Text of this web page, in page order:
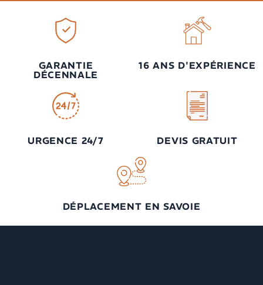
GARANTIE
DÉCENNALE
16 ANS D'EXPÉRIENCE
URGENCE 24/7 DEVIS GRATUIT
DÉPLACEMENT EN SAVOIE